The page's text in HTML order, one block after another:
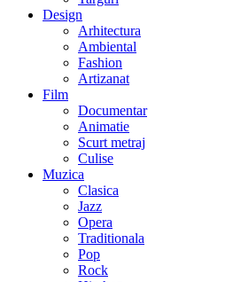
Design
Arhitectura
Ambiental
Fashion
Artizanat
Film
Documentar
Animatie
Scurt metraj
Culise
Muzica
Clasica
Jazz
Opera
Traditionala
Pop
Rock